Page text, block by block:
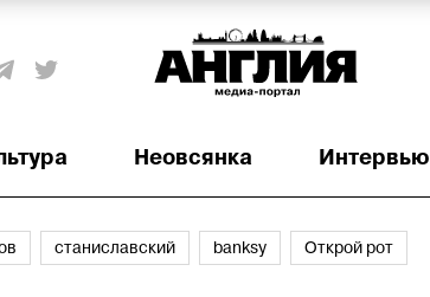
Неовсянка Интервью
станиславский banksy Открой рот